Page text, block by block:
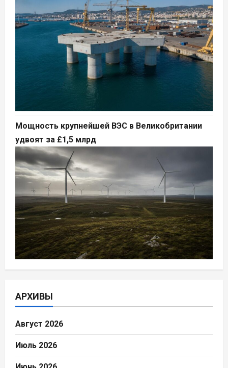
Мощность крупнейшей ВЭС в Великобритании
удвоят за £1,5 млрд
АРХИВЫ
Август 2026
Июль 2026